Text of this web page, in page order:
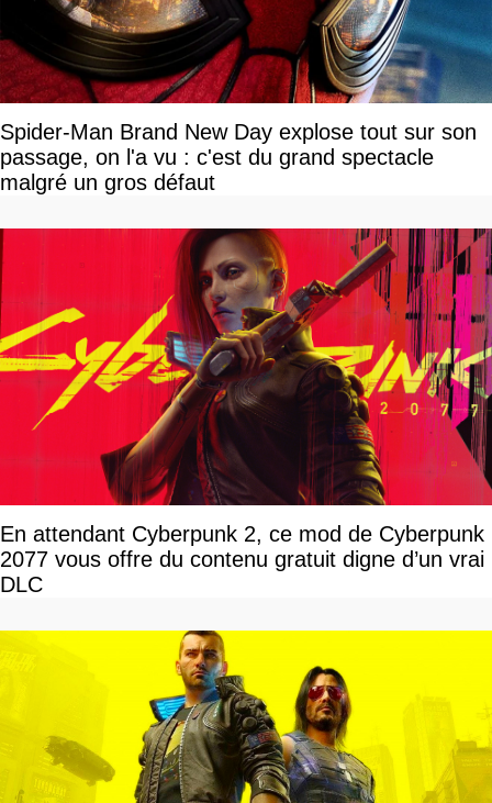
Spider-Man Brand New Day explose tout sur son
passage, on l'a vu : c'est du grand spectacle
malgré un gros défaut
En attendant Cyberpunk 2, ce mod de Cyberpunk
2077 vous offre du contenu gratuit digne d’un vrai
DLC